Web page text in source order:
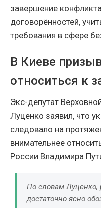
завершение
договорённостей,
требования в сфере
В Киеве
относиться к
Экс-депутат
Луценко заявил, что
следовало на
внимательнее
России Владимира
По словам Луценко,
достаточно ясно